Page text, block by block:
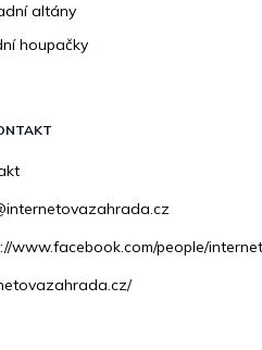
altány
houpačky
internetovazahrada.cz
www.facebook.com/people/